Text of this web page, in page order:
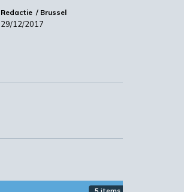
Redactie Brussel
29/12/2017